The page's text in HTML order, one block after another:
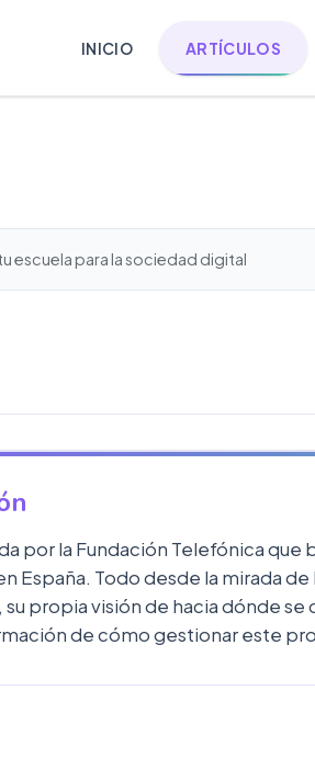
INICIO ARTÍCULOS
escuela para la sociedad digital
por la Fundación Telefónica que
España. Todo desde la mirada
su propia visión de hacia dónde
de cómo gestionar este